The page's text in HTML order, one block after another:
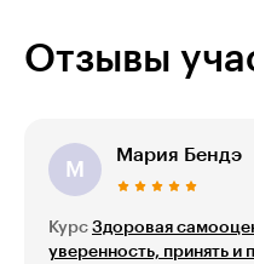
Отзывы
М
Мария Бендэ
Курс Здоровая
уверенность, принять и